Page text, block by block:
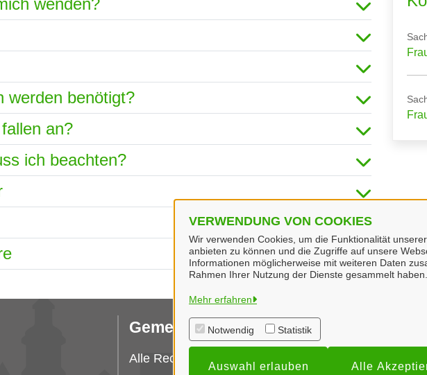
VERWENDUNG VON COOKIES
Wir verwenden Cookies, um die Funktionalität
anbieten zu können und die Zugriffe auf unsere
Informationen möglicherweise mit weiteren Daten
Rahmen Ihrer Nutzung der Dienste gesammelt haben.
Mehr erfahren
Notwendig Statistik
Auswahl erlauben Alle
wenden?
werden benötigt?
an?
ich beachten?
Gemeinde Geeste
Alle Rechte vorbehalten